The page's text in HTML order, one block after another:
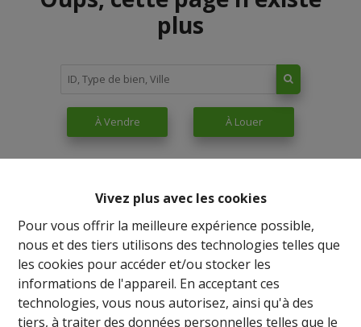
Vivez plus avec les cookies
Pour vous offrir la meilleure expérience possible,
nous et des tiers utilisons des technologies telles que
les cookies pour accéder et/ou stocker les
informations de l'appareil. En acceptant ces
technologies, vous nous autorisez, ainsi qu'à des
tiers, à traiter des données personnelles telles que le
plus
À Vendre À Louer